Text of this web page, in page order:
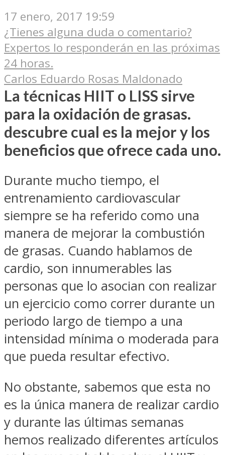
17 enero, 2017 19:59
¿Tienes alguna duda o comentario?
Expertos lo responderán en las próximas
24 horas.
Carlos Eduardo Rosas Maldonado
La técnicas HIIT o LISS sirve
para la oxidación de grasas.
descubre cual es la mejor y los
beneficios que ofrece cada uno.
Durante mucho tiempo, el
entrenamiento cardiovascular
siempre se ha referido como una
manera de mejorar la combustión
de grasas. Cuando hablamos de
cardio, son innumerables las
personas que lo asocian con realizar
un ejercicio como correr durante un
periodo largo de tiempo a una
intensidad mínima o moderada para
que pueda resultar efectivo.
No obstante, sabemos que esta no
es la única manera de realizar cardio
y durante las últimas semanas
hemos realizado diferentes artículos